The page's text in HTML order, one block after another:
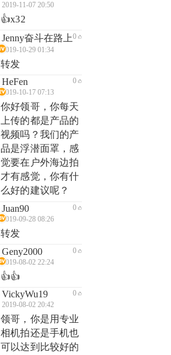
2019-11-07 20:50
👍x32
Jenny奋斗在路上
2019-10-29 01:34
0
转发
HeFen
2019-10-17 07:13
0
你好领哥，你每天
上传的都是产品的
视频吗？我们的产
品是浮潜面罩，感
觉要在户外海边拍
才有感觉，你有什
么好的建议呢？
Juan90
2019-09-28 08:26
0
转发
Geny2000
2019-08-02 22:24
0
👍👍
VickyWu19
2019-08-02 20:42
0
领哥，你是用专业
相机拍还是手机也
可以达到比较好的